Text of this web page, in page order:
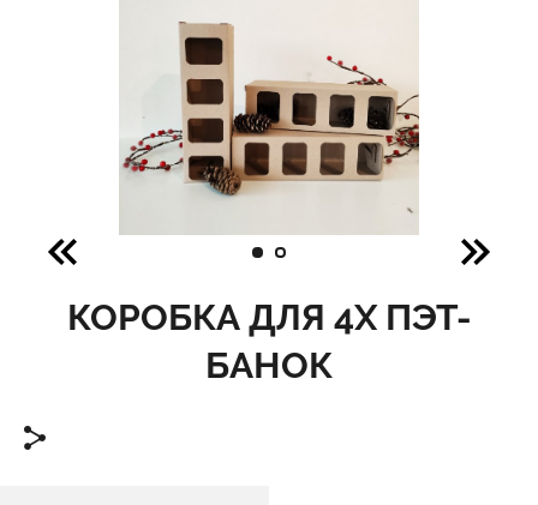
КОРОБКА ДЛЯ 4Х ПЭТ-
БАНОК